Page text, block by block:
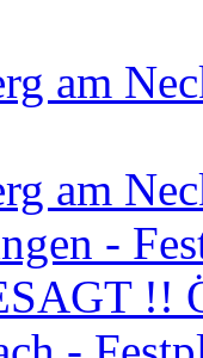
am
am
-
!!